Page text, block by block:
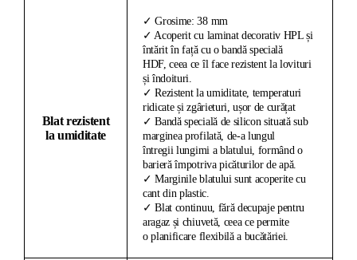
Blat rezistent
la umiditate
✓ Grosime: 38 mm
✓ Acoperit cu laminat decorativ HPL și
întărit în față cu o bandă specială
HDF, ceea ce îl face rezistent la lovituri
și îndoituri.
✓ Rezistent la umiditate, temperaturi
ridicate și zgârieturi, ușor de curățat
✓ Bandă specială de silicon situată sub
marginea profilată, de-a lungul
întregii lungimi a blatului, formând o
barieră împotriva picăturilor de apă.
✓ Marginile blatului sunt acoperite cu
cant din plastic.
✓ Blat continuu, fără decupaje pentru
aragaz și chiuvetă, ceea ce permite
o planificare flexibilă a bucătăriei.